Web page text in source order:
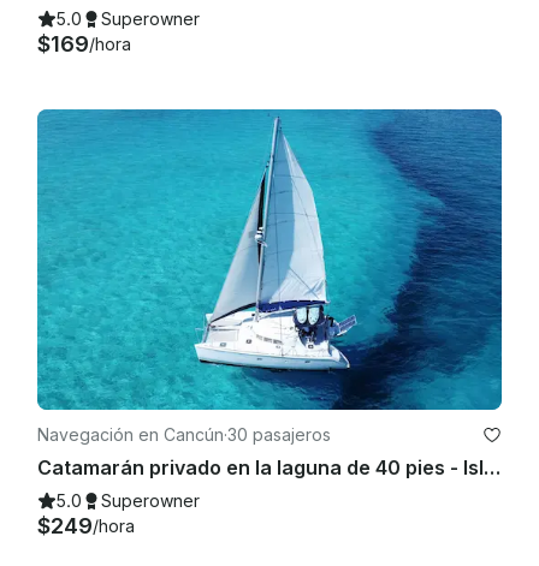
5.0 Superowner
$169/hora
Navegación en Cancún·30 pasajeros
Catamarán privado en la laguna de 40 pies - Isla Mujeres | Bar abierto, esnórquel y almuerzo
5.0 Superowner
$249/hora